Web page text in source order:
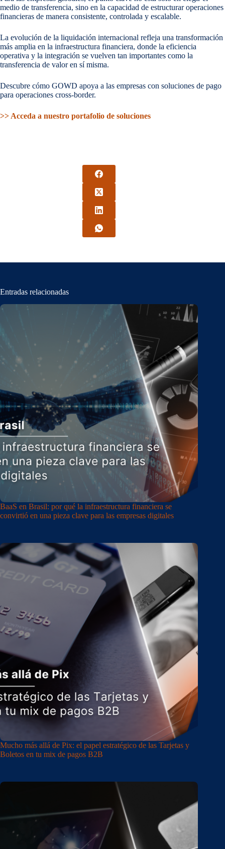
medio de transferencia, sino en la capacidad de estructurar operaciones
financieras de manera consistente, controlada y escalable.
La evolución de la liquidación internacional refleja una transformación
más amplia en la infraestructura financiera, donde la eficiencia
operativa y la integración se vuelven tan importantes como la
transferencia de valor en sí misma.
Descubre cómo GOWD apoya a las empresas con soluciones de pago
para operaciones cross-border.
>> Acceda a nuestro portafolio de soluciones
Entradas relacionadas
BaaS en Brasil: por qué la infraestructura financiera se
convirtió en una pieza clave para las empresas digitales
Mucho más allá de Pix: el papel estratégico de las Tarjetas y
Boletos en tu mix de pagos B2B